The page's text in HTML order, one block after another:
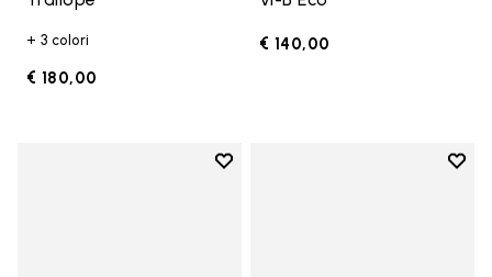
+ 3 colori
€ 180,00
€ 140,00
Add to wishlist
Add